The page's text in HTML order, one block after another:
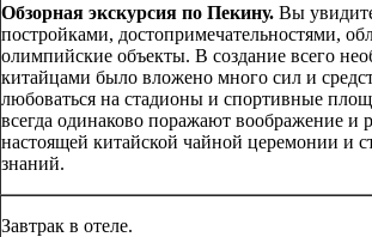
Обзорная экскурсия по Пекину. Вы
постройками, достопримечательностями,
олимпийские объекты. В создание всего
китайцами было вложено много сил и
любоваться на стадионы и спортивные
всегда одинаково поражают воображение и
настоящей китайской чайной церемонии и
знаний.
Завтрак в отеле.